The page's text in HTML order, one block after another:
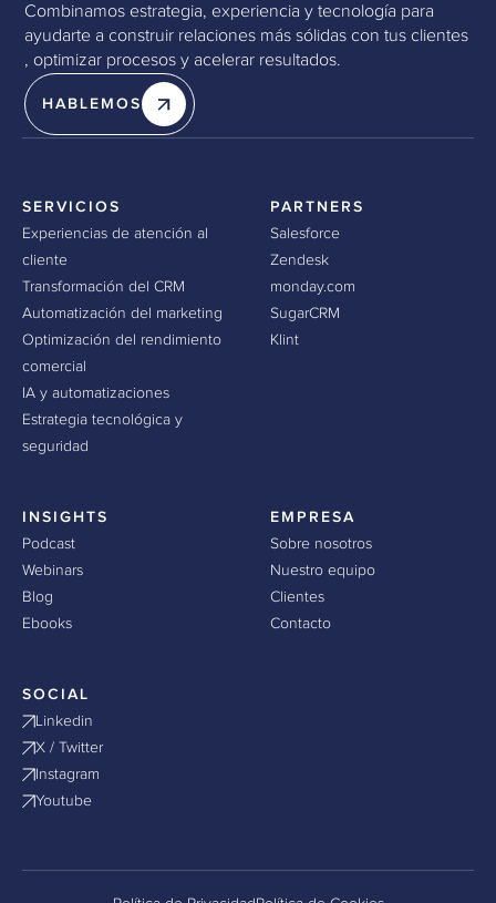
Combinamos estrategia, experiencia y tecnología para
ayudarte a construir relaciones más sólidas con tus clientes
, optimizar procesos y acelerar resultados.
HABLEMOS
SERVICIOS
Experiencias de atención al
cliente
Transformación del CRM
Automatización del marketing
Optimización del rendimiento
comercial
IA y automatizaciones
Estrategia tecnológica y
seguridad
PARTNERS
Salesforce
Zendesk
monday.com
SugarCRM
Klint
INSIGHTS
Podcast
Webinars
Blog
Ebooks
EMPRESA
Sobre nosotros
Nuestro equipo
Clientes
Contacto
SOCIAL
Linkedin
X / Twitter
Instagram
Youtube